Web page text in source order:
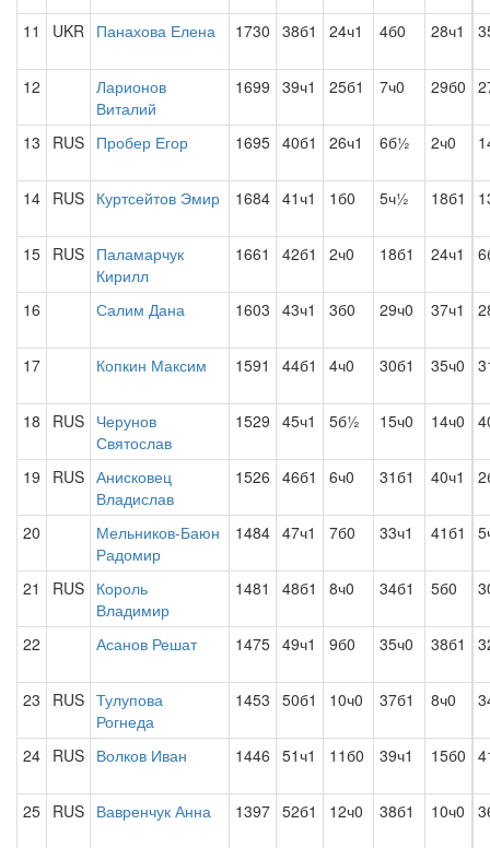
11 UKR Панахова Елена 1730 38б1 24ч1 4б0 28ч1
12
Ларионов
Виталий
1699 39ч1 25б1 7ч0 29б0
13 RUS Пробер Егор 1695 40б1 26ч1 6б½ 2ч0
14 RUS Куртсейтов Эмир 1684 41ч1 1б0 5ч½ 18б1
15 RUS Паламарчук
Кирилл
1661 42б1 2ч0 18б1 24ч1
16 Салим Дана 1603 43ч1 3б0 29ч0 37ч1
17 Копкин Максим 1591 44б1 4ч0 30б1 35ч0
18 RUS Черунов
Святослав
1529 45ч1 5б½ 15ч0 14ч0
19 RUS Анисковец
Владислав
1526 46б1 6ч0 31б1 40ч1
20
Мельников-Баюн
Радомир
1484 47ч1 7б0 33ч1 41б1
21 RUS Король
Владимир
1481 48б1 8ч0 34б1 5б0
22 Асанов Решат 1475 49ч1 9б0 35ч0 38б1
23 RUS Тулупова
Рогнеда
1453 50б1 10ч0 37б1 8ч0
24 RUS Волков Иван 1446 51ч1 11б0 39ч1 15б0
25 RUS Вавренчук Анна 1397 52б1 12ч0 38б1 10ч0